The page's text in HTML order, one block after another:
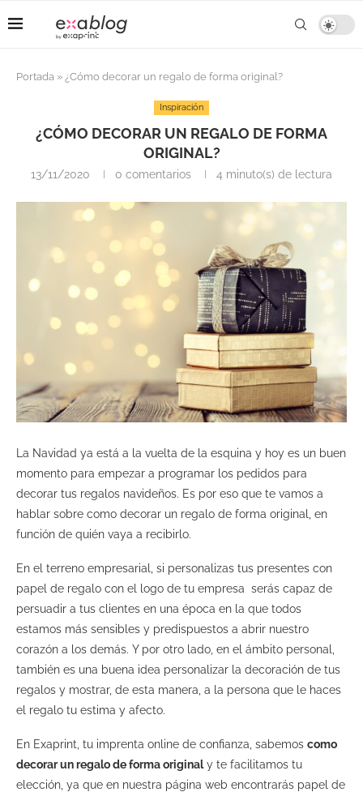
Portada » ¿Cómo decorar un regalo de forma original?
Inspiración
¿CÓMO DECORAR UN REGALO DE FORMA
ORIGINAL?
13/11/2020 0 comentarios 4 minuto(s) de lectura
La Navidad ya está a la vuelta de la esquina y hoy es un buen
momento para empezar a programar los pedidos para
decorar tus regalos navideños. Es por eso que te vamos a
hablar sobre como decorar un regalo de forma original, en
función de quién vaya a recibirlo.
En el terreno empresarial, si personalizas tus presentes con
papel de regalo con el logo de tu empresa serás capaz de
persuadir a tus clientes en una época en la que todos
estamos más sensibles y predispuestos a abrir nuestro
corazón a los demás. Y por otro lado, en el ámbito personal,
también es una buena idea personalizar la decoración de tus
regalos y mostrar, de esta manera, a la persona que le haces
el regalo tu estima y afecto.
En Exaprint, tu imprenta online de confianza, sabemos como
decorar un regalo de forma originaly te facilitamos tu
elección, ya que en nuestra página web encontrarás papel de